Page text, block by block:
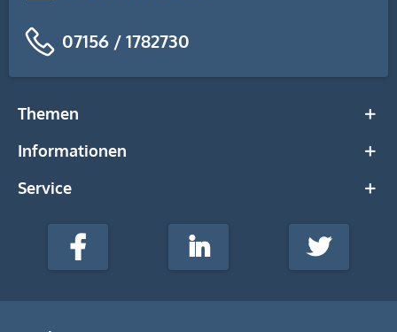
07156 / 1782730
Themen
Informationen
Service
stempel-
Media
Facebook LinkedIn Twitter